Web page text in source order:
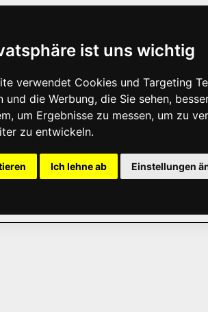
ist uns wichtig
verwendet Cookies und Targeting
und die Werbung, die Sie sehen,
um Ergebnisse zu messen, um zu
zu entwickeln.
Ich lehne ab Einstellungen